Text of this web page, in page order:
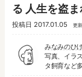
る 人生を盗ま
投稿日 2017.01.05 更
みなみのひ
写真、イラ
タ飼育など